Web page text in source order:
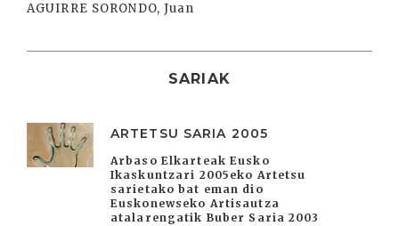
AGUIRRE SORONDO, Juan
SARIAK
ARTETSU SARIA 2005
Arbaso Elkarteak Eusko
Ikaskuntzari 2005eko Artetsu
sarietako bat eman dio
Euskonewseko Artisautza
atalarengatik Buber Saria 2003